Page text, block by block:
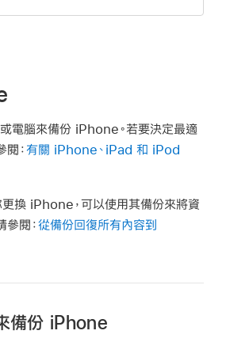
電腦來備份 iPhone。若要決定最適
：有關 iPhone、iPad 和 iPod
換 iPhone，可以使用其備份來將資
參閱：從備份回復所有內容到
備份 iPhone